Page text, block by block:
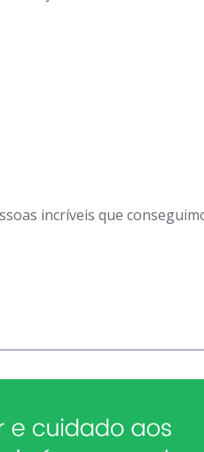
incríveis que